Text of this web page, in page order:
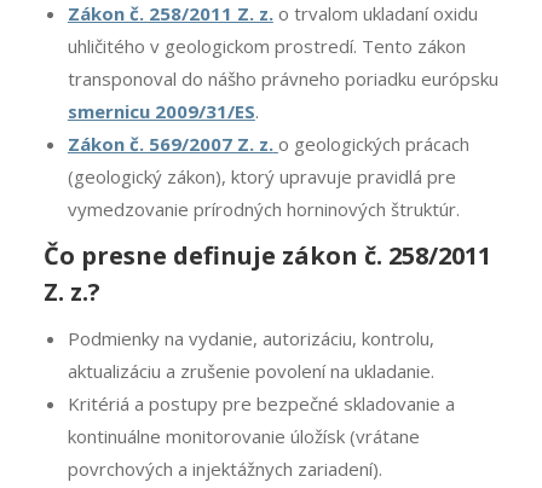
Zákon č. 258/2011 Z. z.o trvalom ukladaní oxidu
uhličitého v geologickom prostredí. Tento zákon
transponoval do nášho právneho poriadku európsku
smernicu 2009/31/ES.
Zákon č. 569/2007 Z. z. o geologických prácach
(geologický zákon), ktorý upravuje pravidlá pre
vymedzovanie prírodných horninových štruktúr.
Čo presne definuje zákon č. 258/2011
Z. z.?
Podmienky na vydanie, autorizáciu, kontrolu,
aktualizáciu a zrušenie povolení na ukladanie.
Kritériá a postupy pre bezpečné skladovanie a
kontinuálne monitorovanie úložísk (vrátane
povrchových a injektážnych zariadení).